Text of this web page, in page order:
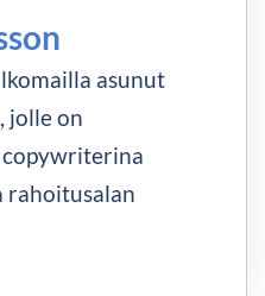
asunut
jolle on
rahoitusalan